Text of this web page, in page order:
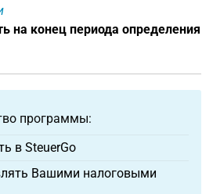
на конец периода определения
программы:
в SteuerGo
Вашими налоговыми